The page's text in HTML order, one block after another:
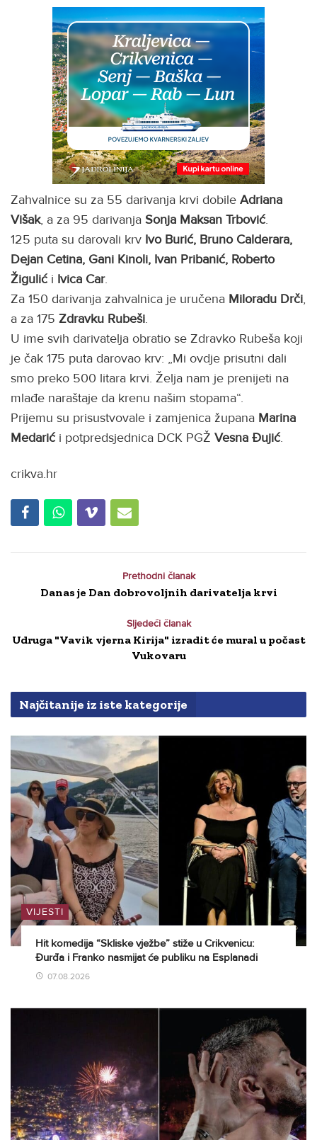
Zahvalnice su za 55 darivanja krvi dobile Adriana
Višak, a za 95 darivanja Sonja Maksan Trbović.
125 puta su darovali krv Ivo Burić, Bruno Calderara,
Dejan Cetina, Gani Kinoli, Ivan Pribanić, Roberto
Žigulići Ivica Car.
Za 150 darivanja zahvalnica je uručena Miloradu Drči,
a za 175 Zdravku Rubeši.
U ime svih darivatelja obratio se Zdravko Rubeša koji
je čak 175 puta darovao krv: „Mi ovdje prisutni dali
smo preko 500 litara krvi. Želja nam je prenijeti na
mlađe naraštaje da krenu našim stopama“.
Prijemu su prisustvovale i zamjenica župana Marina
Medarići potpredsjednica DCK PGŽ Vesna Đujić.
crikva.hr
Prethodni članak
Danas je Dan dobrovoljnih darivatelja krvi
Sljedeći članak
Udruga "Vavik vjerna Kirija" izradit će mural u počast
Vukovaru
Najčitanije iz iste kategorije
VIJESTI
Hit komedija “Skliske vježbe” stiže u Crikvenicu:
Đurđa i Franko nasmijat će publiku na Esplanadi
07.08.2026